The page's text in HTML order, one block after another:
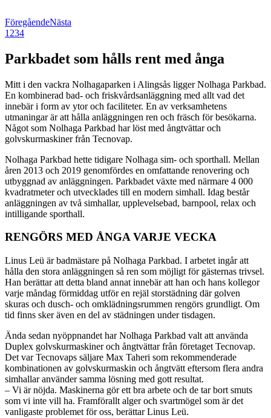
FöregåendeNästa
1 234
Parkbadet som hålls rent med ånga
Mitt i den vackra Nolhagaparken i Alingsås ligger Nolhaga Parkbad.
En kombinerad bad- och friskvårdsanläggning med allt vad det
innebär i form av ytor och faciliteter. En av verksamhetens
utmaningar är att hålla anläggningen ren och fräsch för besökarna.
Något som Nolhaga Parkbad har löst med ångtvättar och
golvskurmaskiner från Tecnovap.
Nolhaga Parkbad hette tidigare Nolhaga sim- och sporthall. Mellan
åren 2013 och 2019 genomfördes en omfattande renovering och
utbyggnad av anläggningen. Parkbadet växte med närmare 4 000
kvadratmeter och utvecklades till en modern simhall. Idag består
anläggningen av två simhallar, upplevelsebad, barnpool, relax och
intilligande sporthall.
RENGÖRS MED ÅNGA VARJE VECKA
Linus Leü är badmästare på Nolhaga Parkbad. I arbetet ingår att
hålla den stora anläggningen så ren som möjligt för gästernas trivsel.
Han berättar att detta bland annat innebär att han och hans kollegor
varje måndag förmiddag utför en rejäl storstädning där golven
skuras och dusch- och omklädningsrummen rengörs grundligt. Om
tid finns sker även en del av städningen under tisdagen.
Ända sedan nyöppnandet har Nolhaga Parkbad valt att använda
Duplex golvskurmaskiner och ångtvättar från företaget Tecnovap.
Det var Tecnovaps säljare Max Taheri som rekommenderade
kombinationen av golvskurmaskin och ångtvätt eftersom flera andra
simhallar använder samma lösning med gott resultat.
– Vi är nöjda. Maskinerna gör ett bra arbete och de tar bort smuts
som vi inte vill ha. Framförallt alger och svartmögel som är det
vanligaste problemet för oss, berättar Linus Leü.